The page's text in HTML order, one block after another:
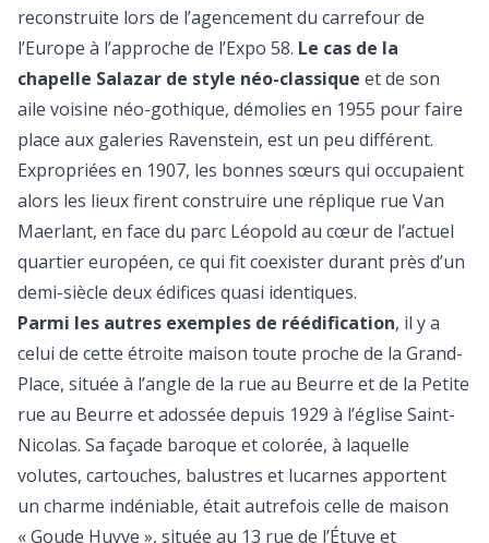
reconstruite lors de l’agencement du carrefour de
l’Europe à l’approche de l’Expo 58. Le cas de la
chapelle Salazar de style néo-classique et de son
aile voisine néo-gothique, démolies en 1955 pour faire
place aux galeries Ravenstein, est un peu différent.
Expropriées en 1907, les bonnes sœurs qui occupaient
alors les lieux firent construire une réplique rue Van
Maerlant, en face du parc Léopold au cœur de l’actuel
quartier européen, ce qui fit coexister durant près d’un
demi-siècle deux édifices quasi identiques.
Parmi les autres exemples de réédification, il y a
celui de cette étroite maison toute proche de la Grand-
Place, située à l’angle de la rue au Beurre et de la Petite
rue au Beurre et adossée depuis 1929 à l’église Saint-
Nicolas. Sa façade baroque et colorée, à laquelle
volutes, cartouches, balustres et lucarnes apportent
un charme indéniable, était autrefois celle de maison
« Goude Huyve », située au 13 rue de l’Étuve et